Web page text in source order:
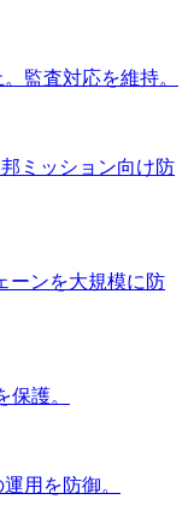
監査対応を維持。
ミッション向け防
ーンを大規模に防
護。
用を防御。